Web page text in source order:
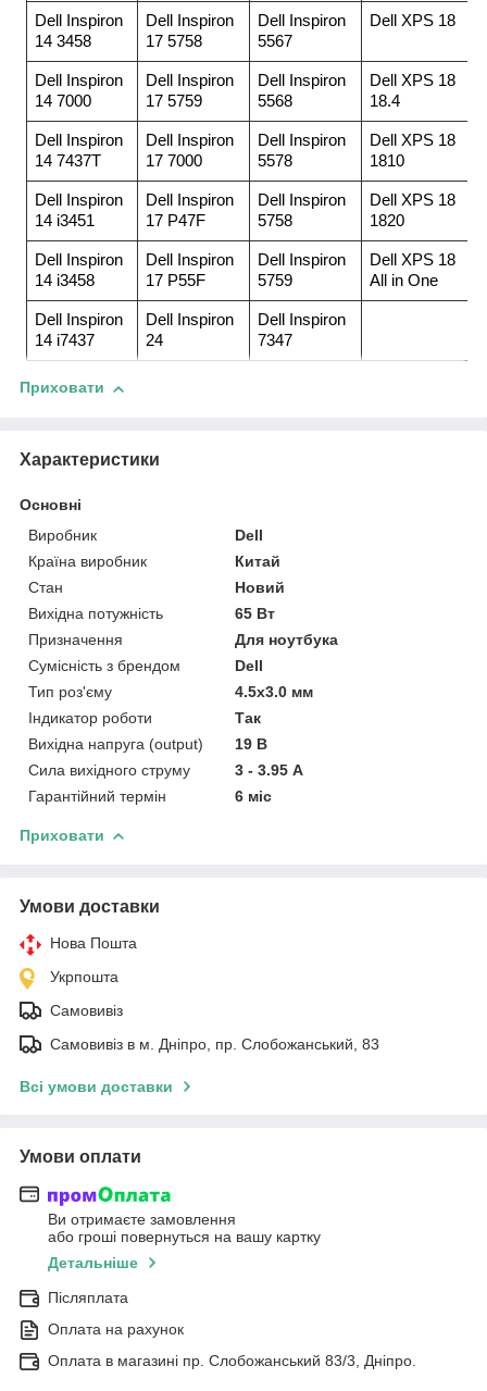
Dell Inspiron
14 3458
Dell Inspiron
17 5758
Dell Inspiron
5567
Dell XPS 18
Dell Inspiron
14 7000
Dell Inspiron
17 5759
Dell Inspiron
5568
Dell XPS 18
18.4
Dell Inspiron
14 7437T
Dell Inspiron
17 7000
Dell Inspiron
5578
Dell XPS 18
1810
Dell Inspiron
14 i3451
Dell Inspiron
17 P47F
Dell Inspiron
5758
Dell XPS 18
1820
Dell Inspiron
14 i3458
Dell Inspiron
17 P55F
Dell Inspiron
5759
Dell XPS 18
All in One
Dell Inspiron
14 i7437
Dell Inspiron
24
Dell Inspiron
7347
Приховати
Характеристики
Основні
Виробник
Dell
Країна виробник
Китай
Стан
Новий
Вихідна потужність
65 Вт
Призначення
Для ноутбука
Сумісність з брендом
Dell
Тип роз'єму
4.5x3.0 мм
Індикатор роботи
Так
Вихідна напруга (output)
19 В
Сила вихідного струму
3 - 3.95 А
Гарантійний термін
6 міс
Приховати
Умови доставки
Нова Пошта
Укрпошта
Самовивіз
Самовивіз в м. Дніпро, пр. Слобожанський, 83
Всі умови доставки
Умови оплати
Ви отримаєте замовлення
або гроші повернуться на вашу картку
Детальніше
Післяплата
Оплата на рахунок
Оплата в магазині пр. Слобожанський 83/3, Дніпро.